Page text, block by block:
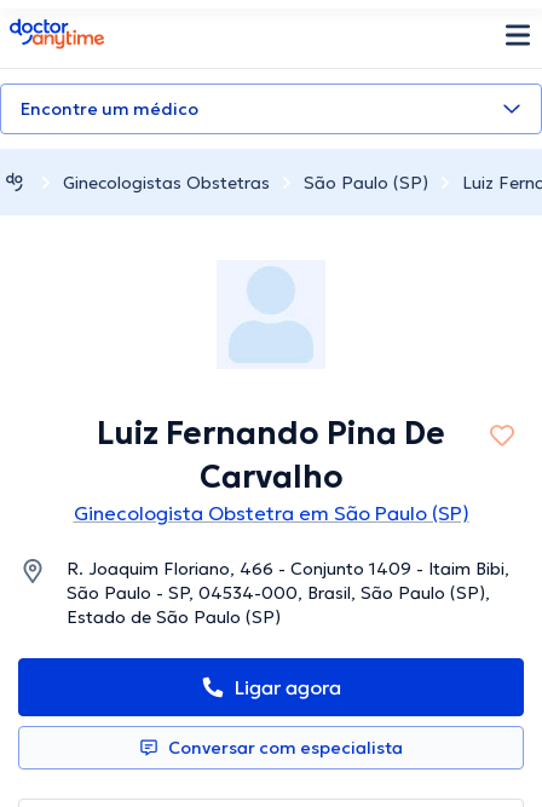
doctoranytime
Encontre um médico
Ginecologistas Obstetras São Paulo (SP) Luiz
Luiz Fernando Pina De
Carvalho
Ginecologista Obstetra em São Paulo (SP)
R. Joaquim Floriano, 466 - Conjunto 1409 - Itaim Bibi,
São Paulo - SP, 04534-000, Brasil, São Paulo (SP),
Estado de São Paulo (SP)
Ligar agora
Conversar com especialista